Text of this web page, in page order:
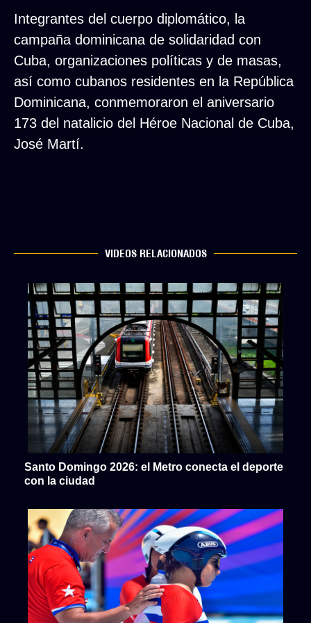
Integrantes del cuerpo diplomático, la
campaña dominicana de solidaridad con
Cuba, organizaciones políticas y de masas,
así como cubanos residentes en la República
Dominicana, conmemoraron el aniversario
173 del natalicio del Héroe Nacional de Cuba,
José Martí.
VIDEOS RELACIONADOS
Santo Domingo 2026: el Metro conecta el deporte
con la ciudad